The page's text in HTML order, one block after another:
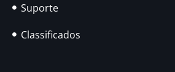
Suporte
Classificados